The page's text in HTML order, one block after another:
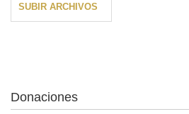
SUBIR ARCHIVOS
Donaciones